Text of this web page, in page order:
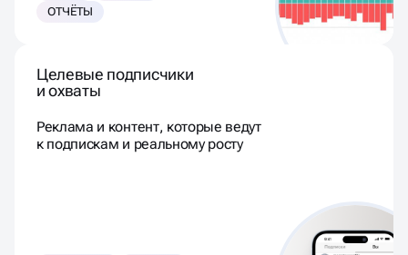
ОТЧЁТЫ
Целевые подписчики
и охваты
Реклама и контент, которые ведут
к подпискам и реальному росту